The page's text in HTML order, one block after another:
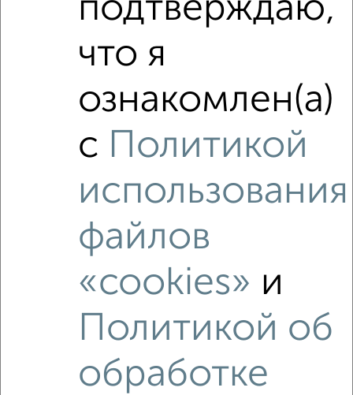
Это предложение
Средняя цена по городу
3‑комнатные квартиры недалеко от ЖК Авиапарк
подтверждаю,
что я
ознакомлен(а)
с Политикой
использования
файлов
«cookies» и
Политикой об
обработке